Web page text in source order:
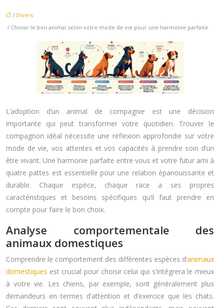
/ Divers
/ Choisir le bon animal selon votre mode de vie pour une harmonie parfaite
L’adoption d’un animal de compagnie est une décision
importante qui peut transformer votre quotidien. Trouver le
compagnon idéal nécessite une réflexion approfondie sur votre
mode de vie, vos attentes et vos capacités à prendre soin d’un
être vivant. Une harmonie parfaite entre vous et votre futur ami à
quatre pattes est essentielle pour une relation épanouissante et
durable. Chaque espèce, chaque race a ses propres
caractéristiques et besoins spécifiques qu’il faut prendre en
compte pour faire le bon choix.
Analyse comportementale des
animaux domestiques
Comprendre le comportement des différentes espèces d’animaux
domestiques est crucial pour choisir celui qui s’intégrera le mieux
à votre vie. Les chiens, par exemple, sont généralement plus
demandeurs en termes d’attention et d’exercice que les chats.